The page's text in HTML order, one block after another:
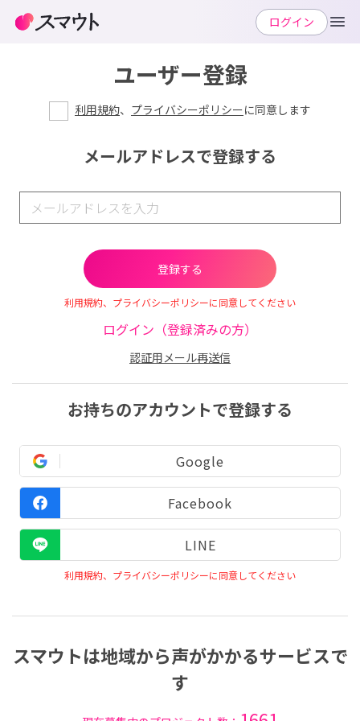
ユーザー登録
利用規約、 プライバシーポリシーに同意します
メールアドレスで登録する
利用規約、プライバシーポリシーに同意してください
ログイン（登録済みの方）
認証用メール再送信
お持ちのアカウントで登録する
Google
Facebook
LINE
利用規約、プライバシーポリシーに同意してください
スマウトは地域から声がかかるサービスで
す
ログイン